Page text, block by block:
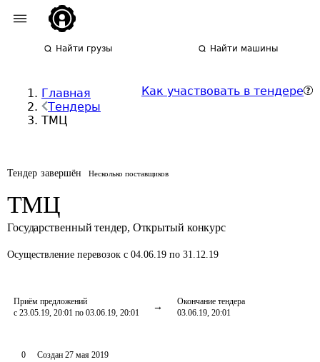
Найти грузы Найти машины
Главная
Тендеры
ТМЦ
Как участвовать в тендере
Тендер завершён Несколько поставщиков
ТМЦ
Государственный тендер, Открытый конкурс
Осуществление перевозок с 04.06.19 по 31.12.19
Приём предложений
с 23.05.19, 20:01 по 03.06.19, 20:01
Окончание тендера
03.06.19, 20:01
0 Создан 27 мая 2019